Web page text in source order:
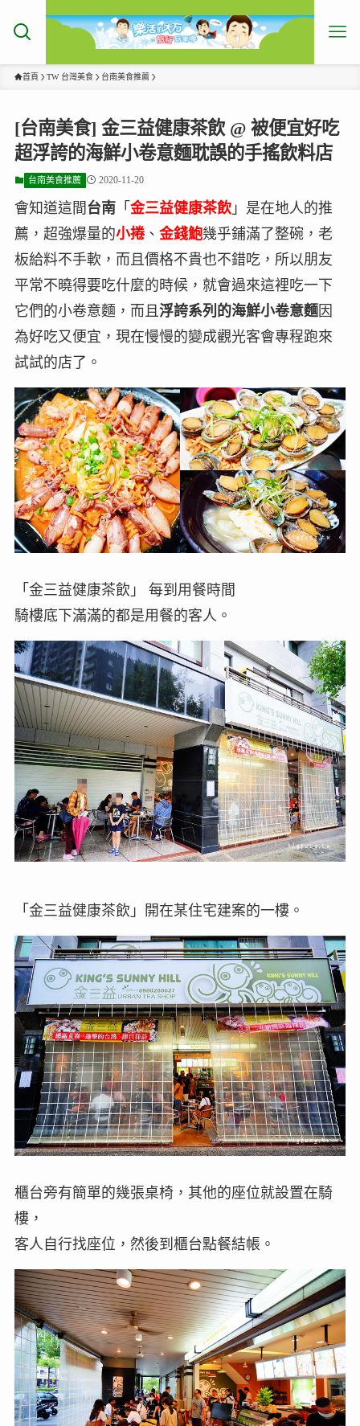
首頁 TW 台灣美食 台南美食推薦
[台南美食] 金三益健康茶飲 @ 被便宜好吃
超浮誇的海鮮小卷意麵耽誤的手搖飲料店
台南美食推薦 2020-11-20
會知道這間 台南「 金三益健康茶飲」是在地人的推
薦，超強爆量的小捲、 金錢鮑幾乎鋪滿了整碗，老
板給料不手軟，而且價格不貴也不錯吃，所以朋友
平常不曉得要吃什麼的時候，就會過來這裡吃一下
它們的小卷意麵，而且浮誇系列的海鮮小卷意麵因
為好吃又便宜，現在慢慢的變成觀光客會專程跑來
試試的店了。
「金三益健康茶飲」 每到用餐時間
騎樓底下滿滿的都是用餐的客人。
「金三益健康茶飲」開在某住宅建案的一樓。
櫃台旁有簡單的幾張桌椅，其他的座位就設置在騎
樓，
客人自行找座位，然後到櫃台點餐結帳。